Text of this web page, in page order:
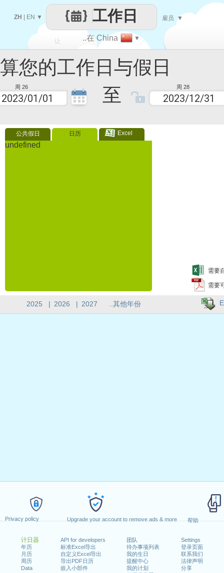
Privacy policy Upgrade your account to remove ads & more 帮助
计日器
年历
月历
周历
Data
API for developers
标准Excel导出
自定义Excel导出
导出PDF日历
嵌入小部件
团队
待办事项列表
我的生日
提醒中心
我的计划
Settings
登录页面
联系我们
法律声明
分享
工作日与假日
周 26 至 周 28
公共假日 日历 Excel
undefined
需要
需要
让
每一天
..在 China ▼
工作日
ZH EN ▼ 雇员 ▼
2025 | 2026 | 2027 ..其他年份